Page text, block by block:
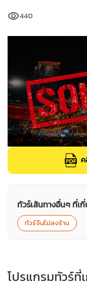
visibility440
ค
ทัวร์เส้นทางอื่นๆ ที่เ
ทัวร์จีนไม่ลงร้าน
โปรแกรมทัวร์ที่